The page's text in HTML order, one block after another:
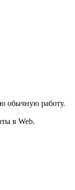
обычную работу.
в Web.